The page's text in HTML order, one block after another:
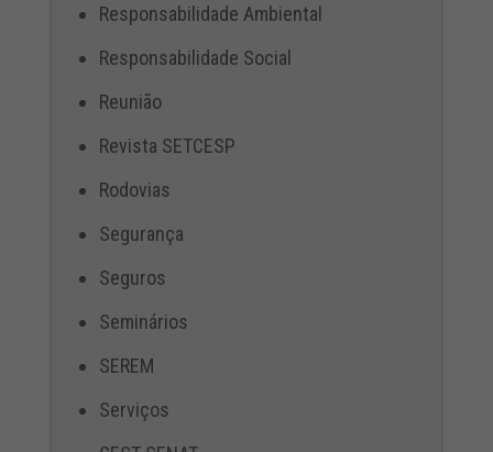
Responsabilidade Ambiental
Responsabilidade Social
Reunião
Revista SETCESP
Rodovias
Segurança
Seguros
Seminários
SEREM
Serviços